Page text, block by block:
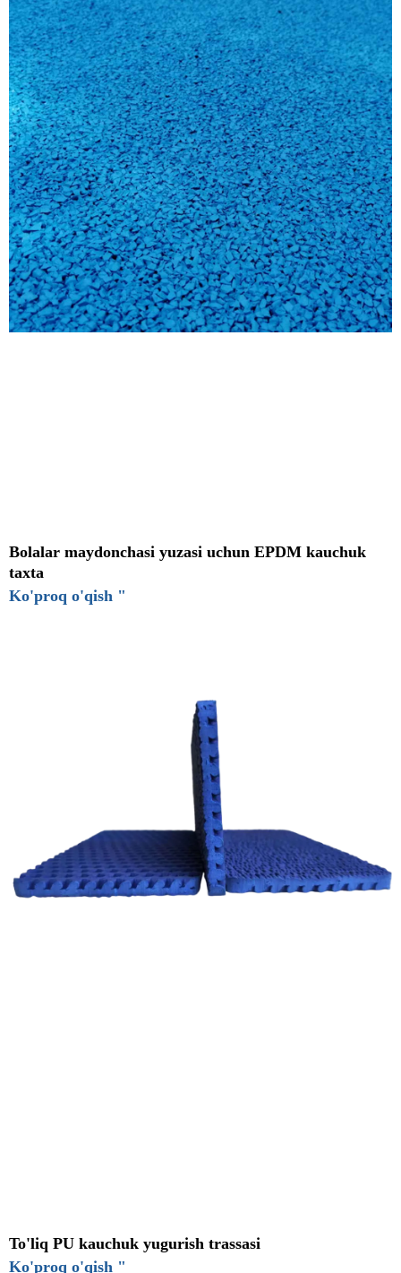
Bolalar maydonchasi yuzasi uchun EPDM kauchuk
taxta
Ko'proq o'qish "
To'liq PU kauchuk yugurish trassasi
Ko'proq o'qish "